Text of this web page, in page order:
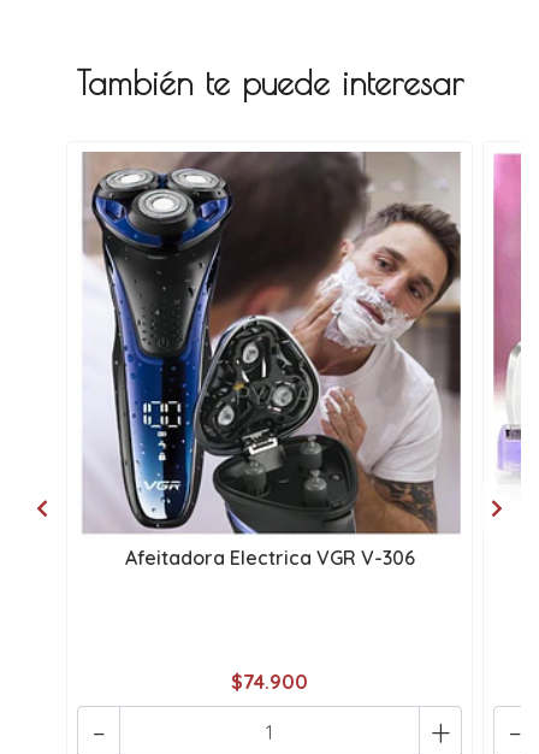
También te puede interesar
Afeitadora Electrica VGR V-306
$74.900
+
- -